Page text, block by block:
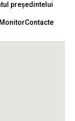
președintelui
MonitorContacte